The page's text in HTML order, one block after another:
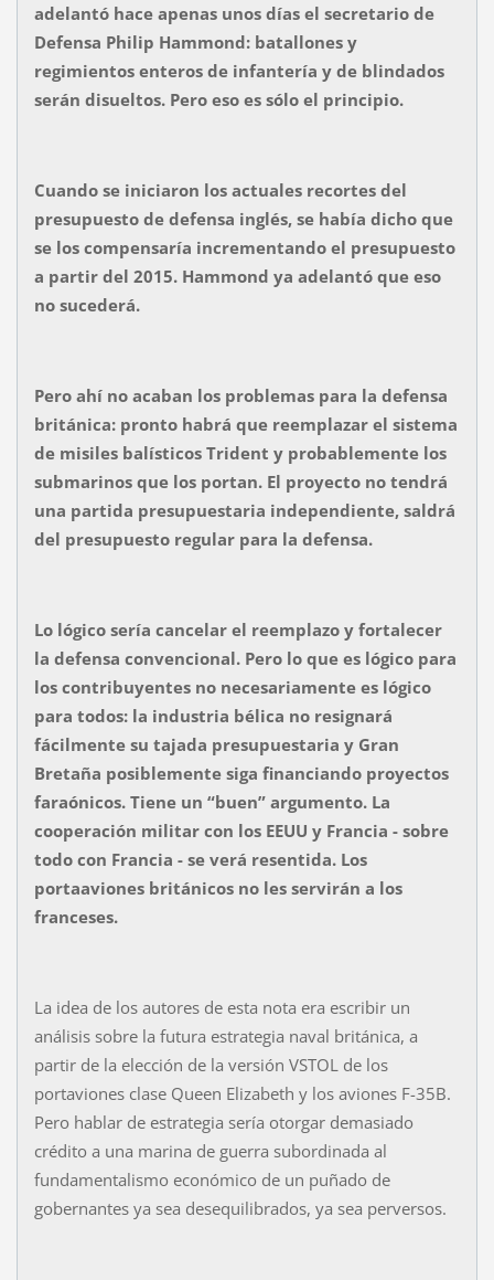
adelantó hace apenas unos días el secretario de
Defensa Philip Hammond: batallones y
regimientos enteros de infantería y de blindados
serán disueltos. Pero eso es sólo el principio.
Cuando se iniciaron los actuales recortes del
presupuesto de defensa inglés, se había dicho que
se los compensaría incrementando el presupuesto
a partir del 2015. Hammond ya adelantó que eso
no sucederá.
Pero ahí no acaban los problemas para la defensa
británica: pronto habrá que reemplazar el sistema
de misiles balísticos Trident y probablemente los
submarinos que los portan. El proyecto no tendrá
una partida presupuestaria independiente, saldrá
del presupuesto regular para la defensa.
Lo lógico sería cancelar el reemplazo y fortalecer
la defensa convencional. Pero lo que es lógico para
los contribuyentes no necesariamente es lógico
para todos: la industria bélica no resignará
fácilmente su tajada presupuestaria y Gran
Bretaña posiblemente siga financiando proyectos
faraónicos. Tiene un “buen” argumento. La
cooperación militar con los EEUU y Francia - sobre
todo con Francia - se verá resentida. Los
portaaviones británicos no les servirán a los
franceses.
La idea de los autores de esta nota era escribir un
análisis sobre la futura estrategia naval británica, a
partir de la elección de la versión VSTOL de los
portaviones clase Queen Elizabeth y los aviones F-35B.
Pero hablar de estrategia sería otorgar demasiado
crédito a una marina de guerra subordinada al
fundamentalismo económico de un puñado de
gobernantes ya sea desequilibrados, ya sea perversos.